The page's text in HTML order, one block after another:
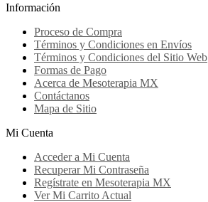
Información
Proceso de Compra
Términos y Condiciones en Envíos
Términos y Condiciones del Sitio Web
Formas de Pago
Acerca de Mesoterapia MX
Contáctanos
Mapa de Sitio
Mi Cuenta
Acceder a Mi Cuenta
Recuperar Mi Contraseña
Regístrate en Mesoterapia MX
Ver Mi Carrito Actual